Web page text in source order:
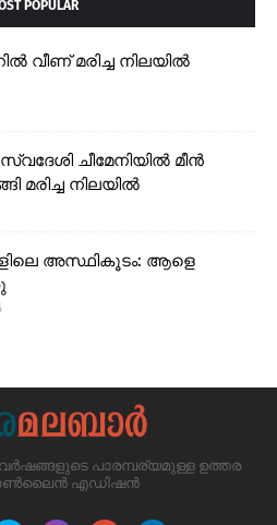
POPULAR
വീണ് മരിച്ച നിലയിൽ
ചീമേനിയിൽ മീൻ
മരിച്ച നിലയിൽ
അസ്ഥികൂടം: ആളെ
പാരമ്പര്യമുള്ള ഉത്തര
എഡിഷൻ